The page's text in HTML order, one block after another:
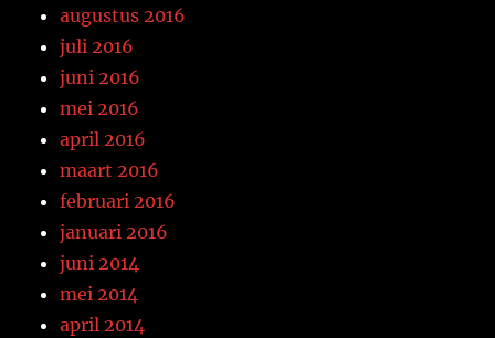
augustus 2016
juli 2016
juni 2016
mei 2016
april 2016
maart 2016
februari 2016
januari 2016
juni 2014
mei 2014
april 2014